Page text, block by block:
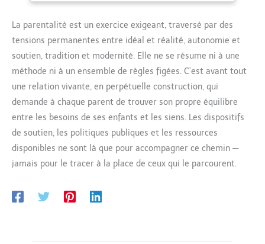
La parentalité est un exercice exigeant, traversé par des
tensions permanentes entre idéal et réalité, autonomie et
soutien, tradition et modernité. Elle ne se résume ni à une
méthode ni à un ensemble de règles figées. C’est avant tout
une relation vivante, en perpétuelle construction, qui
demande à chaque parent de trouver son propre équilibre
entre les besoins de ses enfants et les siens. Les dispositifs
de soutien, les politiques publiques et les ressources
disponibles ne sont là que pour accompagner ce chemin —
jamais pour le tracer à la place de ceux qui le parcourent.